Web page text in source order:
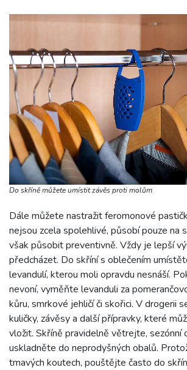
Do skříně můžete umístit závěs proti molům
Dále můžete nastražit feromonové
nejsou zcela spolehlivé, působí pouze na
však působit preventivně. Vždy je lepší
předcházet. Do skříní s oblečením
levandulí, kterou moli opravdu nesnáší.
nevoní, vyměňte levanduli za
kůru, smrkové jehličí či skořici. V drogerii
kuličky, závěsy a další přípravky, které
vložit. Skříně pravidelně větrejte, sezónní
uskladněte do neprodyšných obalů.
tmavých koutech, pouštějte často do